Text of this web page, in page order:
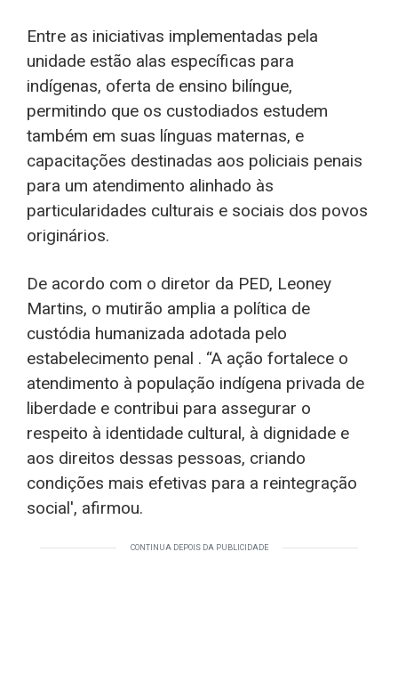
Entre as iniciativas implementadas pela
unidade estão alas específicas para
indígenas, oferta de ensino bilíngue,
permitindo que os custodiados estudem
também em suas línguas maternas, e
capacitações destinadas aos policiais penais
para um atendimento alinhado às
particularidades culturais e sociais dos povos
originários.
De acordo com o diretor da PED, Leoney
Martins, o mutirão amplia a política de
custódia humanizada adotada pelo
estabelecimento penal . “A ação fortalece o
atendimento à população indígena privada de
liberdade e contribui para assegurar o
respeito à identidade cultural, à dignidade e
aos direitos dessas pessoas, criando
condições mais efetivas para a reintegração
social', afirmou.
CONTINUA DEPOIS DA PUBLICIDADE